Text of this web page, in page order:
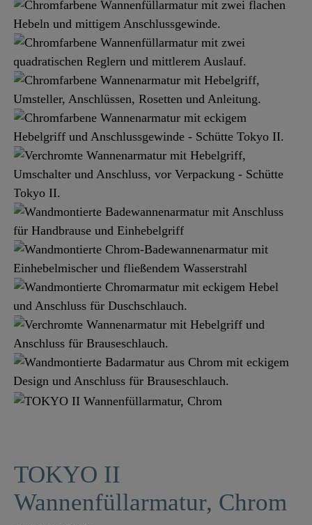
TOKYO II
Wannenfüllarmatur, Chrom